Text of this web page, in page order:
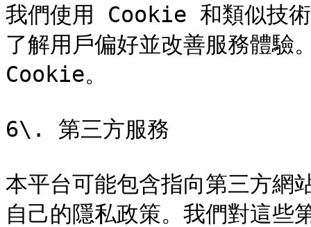
我們使用 Cookie 和類似技術
了解用戶偏好並改善服務體驗
Cookie。
6\. 第三方服務
本平台可能包含指向第三方網
自己的隱私政策。我們對這些